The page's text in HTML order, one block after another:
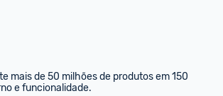
mais de 50 milhões de produtos em 150
e funcionalidade.